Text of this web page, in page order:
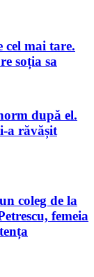
mai tare.
soția sa
după el.
a răvășit
coleg de la
femeia